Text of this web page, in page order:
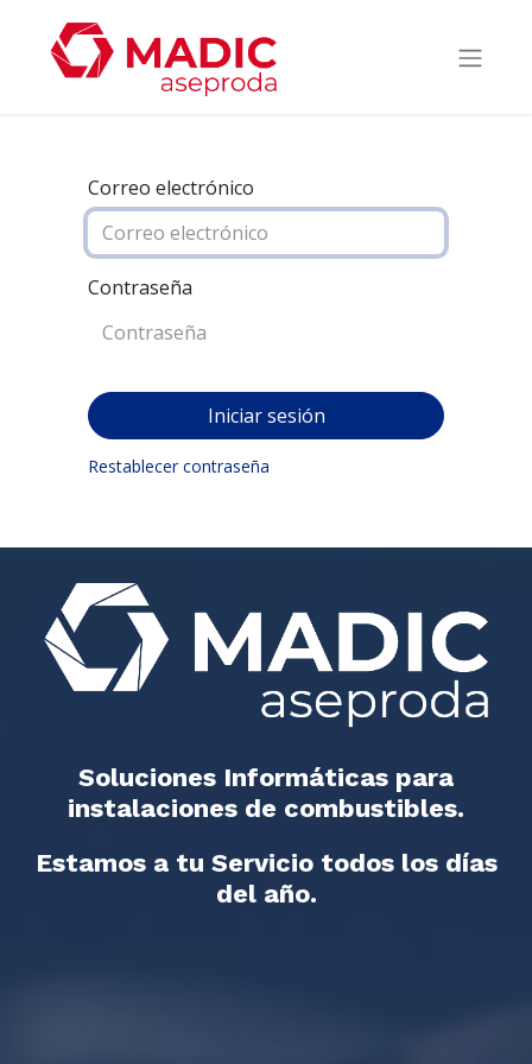
Correo electrónico
Contraseña
Iniciar sesión
Restablecer contraseña
Soluciones Informáticas para
instalaciones de combustibles.
Estamos a tu Servicio todos los días
del año.